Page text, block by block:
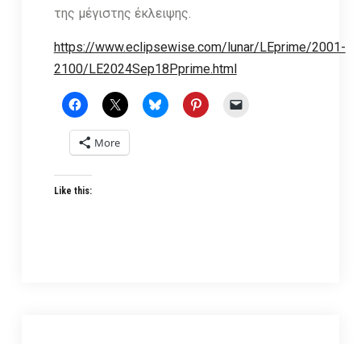
της μέγιστης έκλειψης.
https://www.eclipsewise.com/lunar/LEprime/2001-
2100/LE2024Sep18Pprime.html
More
Like this: